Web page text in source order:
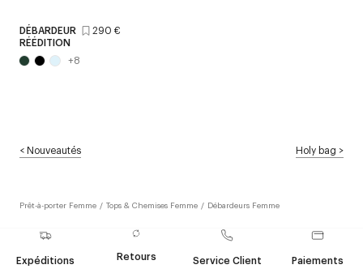
DÉBARDEUR
RÉÉDITION
290 €
+8
<Nouveautés Holy bag >
Prêt-à-porter Femme / Tops & Chemises Femme / Débardeurs Femme
Expéditions
Retours
Service Client
Paiements